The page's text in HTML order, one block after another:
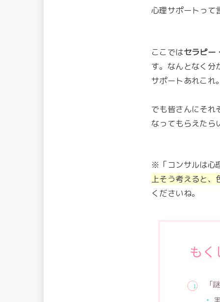
心理サポートって
ここではセラピー
す。なんとなく分
サポートあれこれ
でも皆さんにそれ
なってもらえたら
※「コンサルは心
上そう考えると、
くださいね。
もく
「